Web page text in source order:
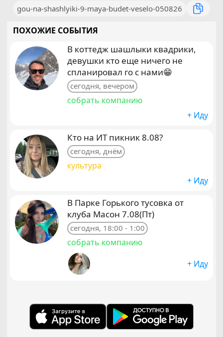
gou-na-shashlyiki-9-maya-budet-veselo-050826
ПОХОЖИЕ СОБЫТИЯ
В коттедж шашлыки квадрики,
девушки кто еще ничего не
спланировал го с нами😁
сегодня, вечером
собрать компанию
+ Иду
Кто на ИТ пикник 8.08?
сегодня, днём
культура
+ Иду
В Парке Горького тусовка от
клуба Масон 7.08(Пт)
сегодня, 18:00 - 1:00
собрать компанию
+ Иду